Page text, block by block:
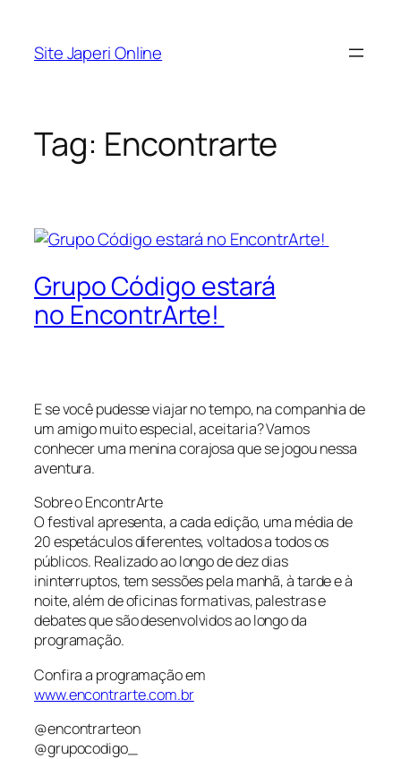
Site Japeri Online
Tag: Encontrarte
Grupo Código estará
no EncontrArte!
E se você pudesse viajar no tempo, na companhia de
um amigo muito especial, aceitaria? Vamos
conhecer uma menina corajosa que se jogou nessa
aventura.
Sobre o EncontrArte
O festival apresenta, a cada edição, uma média de
20 espetáculos diferentes, voltados a todos os
públicos. Realizado ao longo de dez dias
ininterruptos, tem sessões pela manhã, à tarde e à
noite, além de oficinas formativas, palestras e
debates que são desenvolvidos ao longo da
programação.
Confira a programação em
www.encontrarte.com.br
@encontrarteon
@grupocodigo_